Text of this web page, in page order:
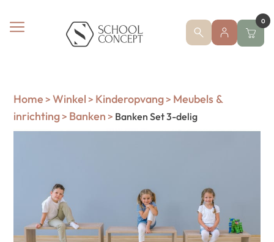
0
Home > Winkel > Kinderopvang> Meubels &
inrichting> Banken > Banken Set 3-delig